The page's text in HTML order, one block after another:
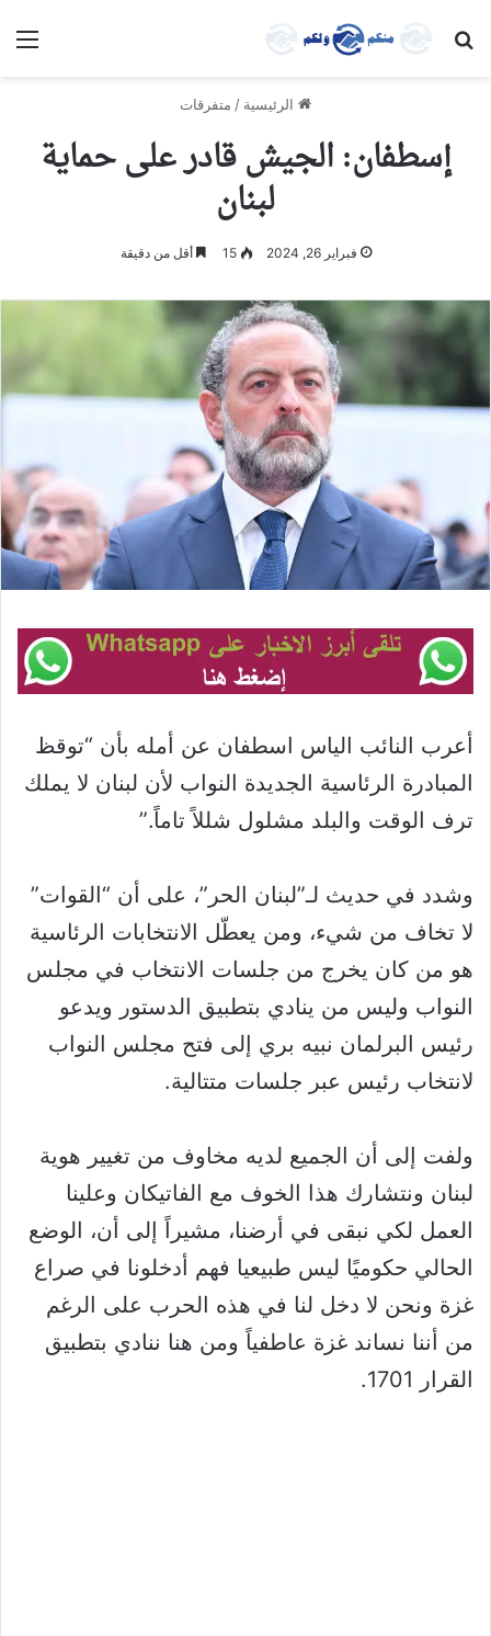
بحث عن
الرئيسية / متفرقات
إسطفان: الجيش قادر على حماية
لبنان
فبراير 26, 2024 15 أقل من دقيقة
أعرب النائب الياس اسطفان عن أمله بأن “توقظ
المبادرة الرئاسية الجديدة النواب لأن لبنان لا يملك
ترف الوقت والبلد مشلول شللاً تاماً.”
وشدد في حديث لـ”لبنان الحر”، على أن “القوات”
لا تخاف من شيء، ومن يعطّل الانتخابات الرئاسية
هو من كان يخرج من جلسات الانتخاب في مجلس
النواب وليس من ينادي بتطبيق الدستور ويدعو
رئيس البرلمان نبيه بري إلى فتح مجلس النواب
لانتخاب رئيس عبر جلسات متتالية.
ولفت إلى أن الجميع لديه مخاوف من تغيير هوية
لبنان ونتشارك هذا الخوف مع الفاتيكان وعلينا
العمل لكي نبقى في أرضنا، مشيراً إلى أن، الوضع
الحالي حكوميًا ليس طبيعيا فهم أدخلونا في صراع
غزة ونحن لا دخل لنا في هذه الحرب على الرغم
من أننا نساند غزة عاطفياً ومن هنا ننادي بتطبيق
القرار 1701.